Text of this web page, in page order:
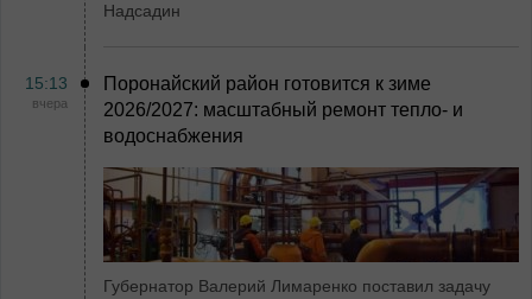
Надсадин
15:13
вчера
Поронайский район готовится к зиме
2026/2027: масштабный ремонт тепло- и
водоснабжения
Губернатор Валерий Лимаренко поставил задачу